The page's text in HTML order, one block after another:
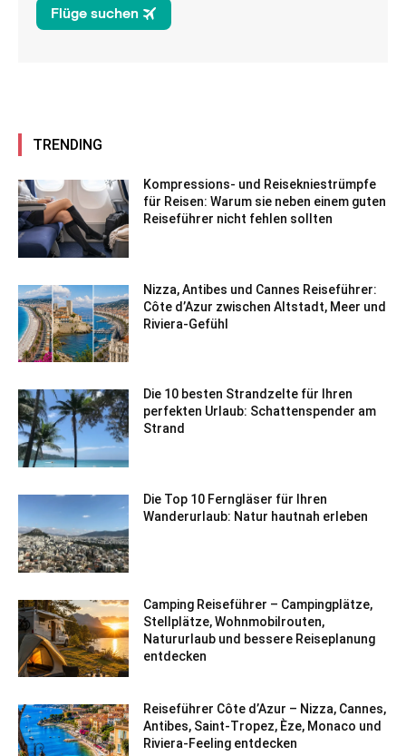
TRENDING
Kompressions- und Reisekniestrümpfe
für Reisen: Warum sie neben einem guten
Reiseführer nicht fehlen sollten
Nizza, Antibes und Cannes Reiseführer:
Côte d’Azur zwischen Altstadt, Meer und
Riviera-Gefühl
Die 10 besten Strandzelte für Ihren
perfekten Urlaub: Schattenspender am
Strand
Die Top 10 Ferngläser für Ihren
Wanderurlaub: Natur hautnah erleben
Camping Reiseführer – Campingplätze,
Stellplätze, Wohnmobilrouten,
Natururlaub und bessere Reiseplanung
entdecken
Reiseführer Côte d’Azur – Nizza, Cannes,
Antibes, Saint-Tropez, Èze, Monaco und
Riviera-Feeling entdecken